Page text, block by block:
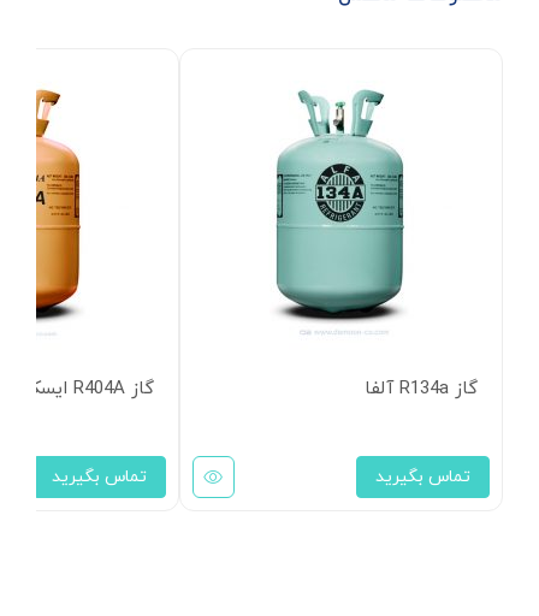
گاز R134a آلفا
تماس بگیرید
گاز R404A ایسکون
تماس بگیرید